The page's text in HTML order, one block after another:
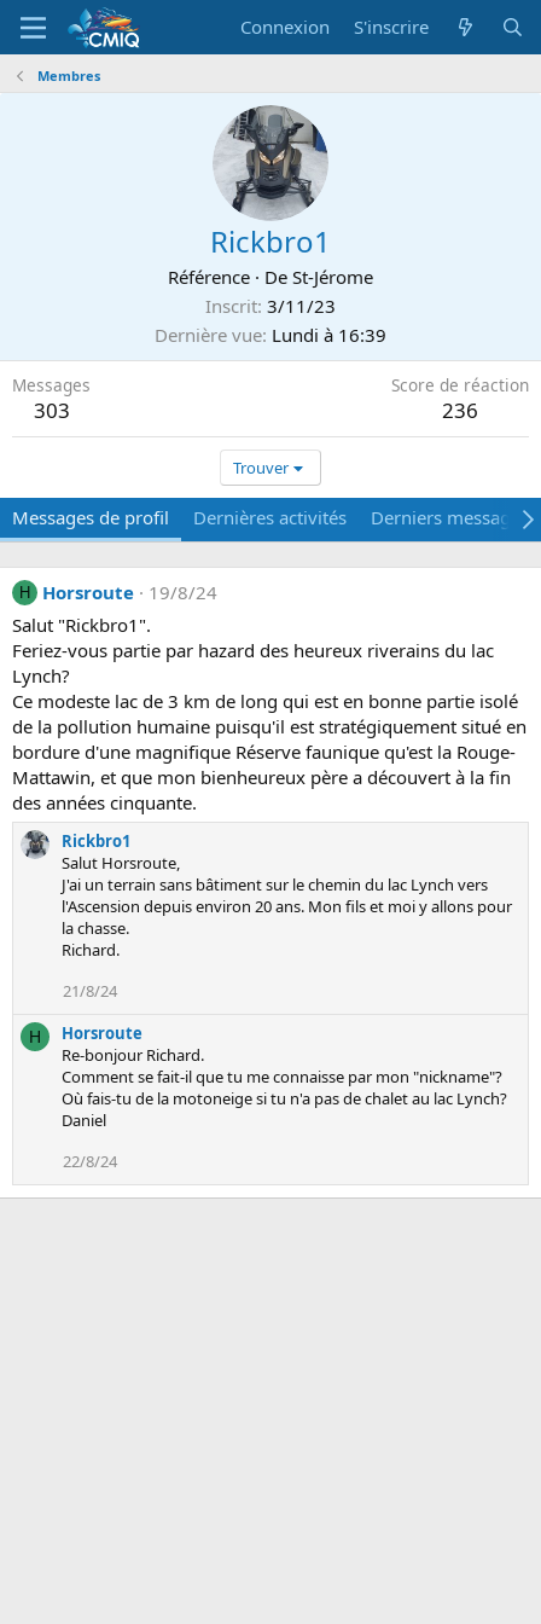
Connexion S'inscrire
Membres
Rickbro1
Référence · De St-Jérome
Inscrit 3/11/23
Dernière vue Lundi à 16:39
Messages
303
Score de réaction
236
Trouver
Messages de profil Dernières activités Derniers messages
H Horsroute
19/8/24
Salut "Rickbro1".
Feriez-vous partie par hazard des heureux riverains du lac
Lynch?
Ce modeste lac de 3 km de long qui est en bonne partie isolé
de la pollution humaine puisqu'il est stratégiquement situé en
bordure d'une magnifique Réserve faunique qu'est la Rouge-
Mattawin, et que mon bienheureux père a découvert à la fin
des années cinquante.
Rickbro1
Salut Horsroute,
J'ai un terrain sans bâtiment sur le chemin du lac Lynch vers
l'Ascension depuis environ 20 ans. Mon fils et moi y allons pour
la chasse.
Richard.
21/8/24
H
Horsroute
Re-bonjour Richard.
Comment se fait-il que tu me connaisse par mon "nickname"?
Où fais-tu de la motoneige si tu n'a pas de chalet au lac Lynch?
Daniel
22/8/24